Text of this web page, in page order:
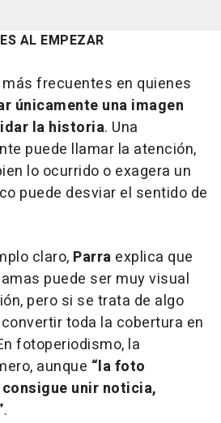
AL EMPEZAR
frecuentes en quienes
únicamente una imagen
la historia. Una
puede llamar la atención,
lo ocurrido o exagera un
puede desviar el sentido de
claro, Parra explica que
puede ser muy visual
pero si se trata de algo
toda la cobertura en
fotoperiodismo, la
aunque “la foto
unir noticia,
.